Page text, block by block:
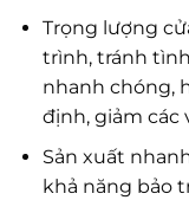
Trọng lượng
trình, tránh
nhanh chóng,
định, giảm các
Sản xuất
khả năng bảo